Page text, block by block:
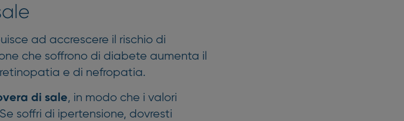
ad accrescere il rischio di
che soffrono di diabete aumenta il
e di nefropatia.
di sale, in modo che i valori
soffri di ipertensione, dovresti